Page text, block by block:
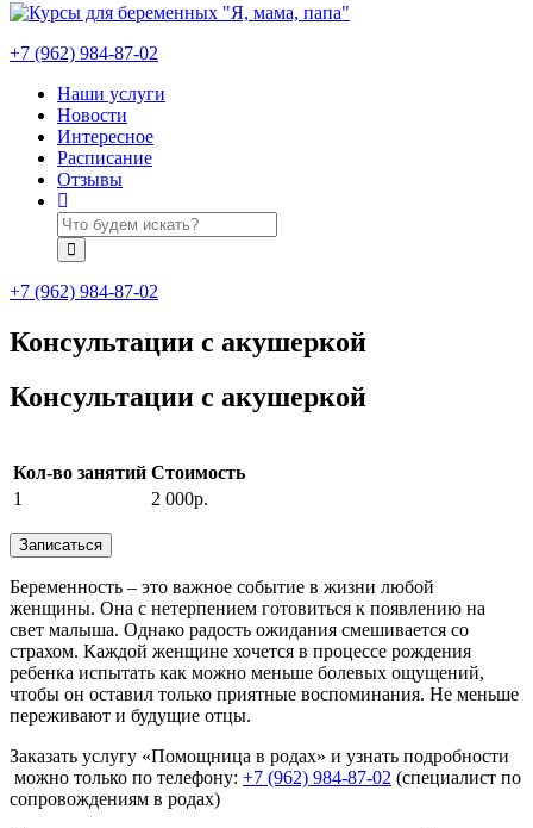
+7 (962) 984-87-02
Наши услуги
Новости
Интересное
Расписание
Отзывы
+7 (962) 984-87-02
Консультации с акушеркой
Консультации с акушеркой
Кол-во занятий Стоимость
1
2 000р.
Записаться
Беременность – это важное событие в жизни любой
женщины. Она с нетерпением готовиться к появлению на
свет малыша. Однако радость ожидания смешивается со
страхом. Каждой женщине хочется в процессе рождения
ребенка испытать как можно меньше болевых ощущений,
чтобы он оставил только приятные воспоминания. Не меньше
переживают и будущие отцы.
Заказать услугу «Помощница в родах» и узнать подробности
можно только по телефону: +7 (962) 984-87-02 (специалист по
сопровождениям в родах)